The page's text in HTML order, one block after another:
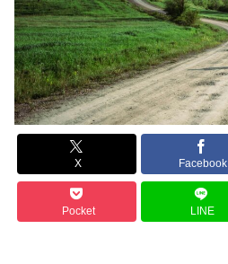
X Facebook
Pocket LINE